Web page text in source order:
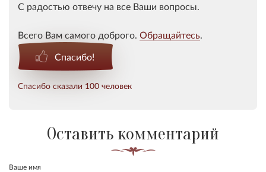
С радостью отвечу на все Ваши вопросы.
Всего Вам самого доброго. Обращайтесь.
Спасибо!
Спасибо сказали 100 человек
Оставить комментарий
Ваше имя